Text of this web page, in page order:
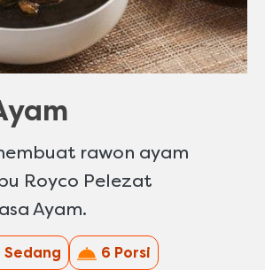
rawon ayam
Royco Pelezat
Ayam.
Sedang 6 Porsi